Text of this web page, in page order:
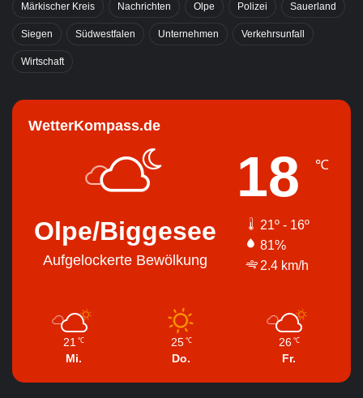
Märkischer Kreis Nachrichten Olpe Polizei Sauerland
Siegen Südwestfalen Unternehmen Verkehrsunfall
Wirtschaft
WetterKompass.de
Olpe/Biggesee
Aufgelockerte Bewölkung
18 ℃
21º - 16º
81%
2.4 km/h
21 ℃
Mi.
25 ℃
Do.
26 ℃
Fr.